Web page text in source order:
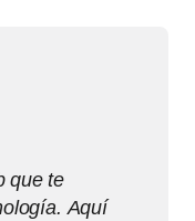
que te
Aquí